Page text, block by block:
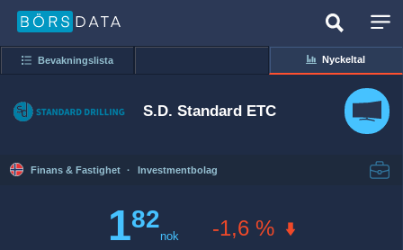
Bevakningslista Nyckeltal
S.D. Standard ETC
Finans & Fastighet · Investmentbolag
182
nok -1,6 %